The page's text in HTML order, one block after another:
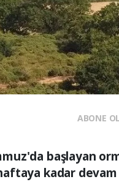
ABONE OL
başlayan
haftaya kadar